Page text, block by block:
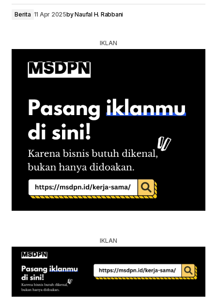
Berita 11 Apr 2025byNaufal H. Rabbani